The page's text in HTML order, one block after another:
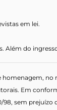
em lei.
Além do
no
Em
sem